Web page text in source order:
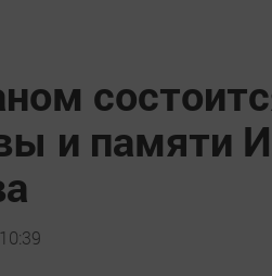
и памяти